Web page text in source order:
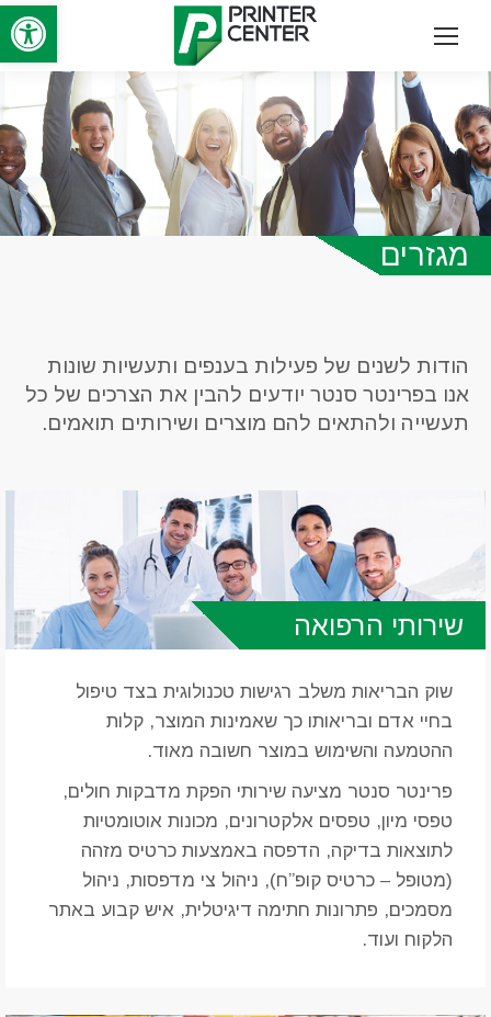
פתח
מגזרים
הודות לשנים של פעילות בענפים ותעשיות שונות
אנו בפרינטר סנטר יודעים להבין את הצרכים של כל
תעשייה ולהתאים להם מוצרים ושירותים תואמים.
שירותי הרפואה
שוק הבריאות משלב רגישות טכנולוגית בצד טיפול
בחיי אדם ובריאותו כך שאמינות המוצר, קלות
ההטמעה והשימוש במוצר חשובה מאוד.
פרינטר סנטר מציעה שירותי הפקת מדבקות חולים,
טפסי מיון, טפסים אלקטרונים, מכונות אוטומטיות
לתוצאות בדיקה, הדפסה באמצעות כרטיס מזהה
(מטופל – כרטיס קופ”ח), ניהול צי מדפסות, ניהול
מסמכים, פתרונות חתימה דיגיטלית, איש קבוע באתר
הלקוח ועוד.